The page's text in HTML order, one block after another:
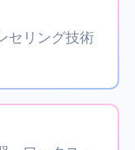
セリング技術